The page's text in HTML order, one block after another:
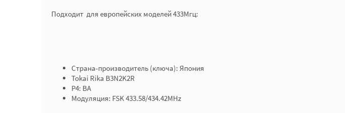
Подходит для европейских моделей 433Мгц:
Страна-производитель (ключа): Япония
Tokai Rika B3N2K2R
P4: BA
Модуляция: FSK 433.58/434.42MHz